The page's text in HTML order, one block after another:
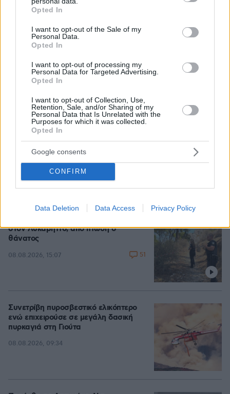
grant or deny consent to Google and its third-party tags to
use your data for below specified purposes in below Google
consent section.
Opted In
I want to opt-out of the Sale of my
Personal Data.
Opted In
I want to opt-out of processing my
Personal Data for Targeted Advertising.
Opted In
I want to opt-out of Collection, Use,
Retention, Sale, and/or Sharing of my
Personal Data that Is Unrelated with the
Purposes for which it was collected.
Opted In
Google consents
CONFIRM
Data Deletion Data Access Privacy Policy
Τι έγραφαν οι ξένοι ανταποκριτές σε
τηλεγραφήματά τους από τη Μικρά Ασία το 1921
08.08.2026, 10:26
στον Λυκαβηττό, από πτώση ο
θάνατος
08.08.2026, 15:07 51
Συνετρίβη πυροσβεστικό ελικόπτερο
ενώ επιχειρούσε σε μεγάλη δασική
πυρκαγιά στη Γιούτα
08.08.2026, 09:34